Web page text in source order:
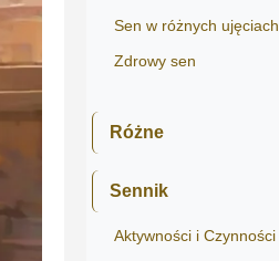
Sen w różnych ujęciach
Zdrowy sen
Różne
Sennik
Aktywności i Czynności